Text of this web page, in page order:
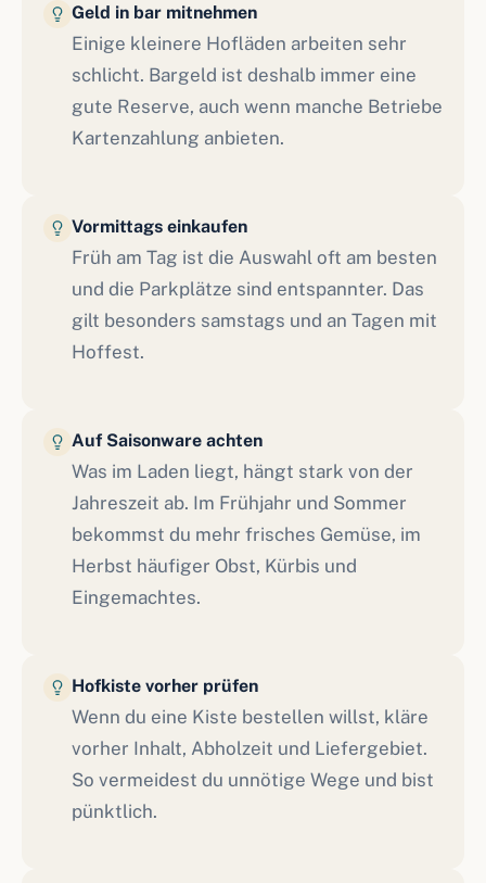
Geld in bar mitnehmen
Einige kleinere Hofläden arbeiten sehr
schlicht. Bargeld ist deshalb immer eine
gute Reserve, auch wenn manche Betriebe
Kartenzahlung anbieten.
Vormittags einkaufen
Früh am Tag ist die Auswahl oft am besten
und die Parkplätze sind entspannter. Das
gilt besonders samstags und an Tagen mit
Hoffest.
Auf Saisonware achten
Was im Laden liegt, hängt stark von der
Jahreszeit ab. Im Frühjahr und Sommer
bekommst du mehr frisches Gemüse, im
Herbst häufiger Obst, Kürbis und
Eingemachtes.
Hofkiste vorher prüfen
Wenn du eine Kiste bestellen willst, kläre
vorher Inhalt, Abholzeit und Liefergebiet.
So vermeidest du unnötige Wege und bist
pünktlich.